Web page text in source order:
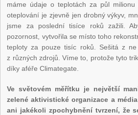
máme údaje o teplotách za půl milionu
oteplování je zjevně jen drobný výkyv,
jsme za poslední tisíce roků zažili.
pozornost, vytvořila se místo toho
teploty za pouze tisíc roků. Sešitá z ne
z různých zdrojů. Víme to, protože tyto
díky aféře Climategate.
Ve světovém měřítku je největší
zelené aktivistické organizace a
ani jakékoli zpochybnění tvrzení, že